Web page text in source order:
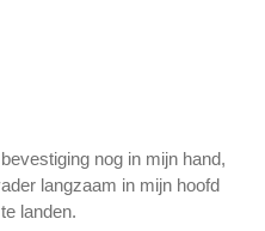
nog in mijn hand,
langzaam in mijn hoofd
landen.